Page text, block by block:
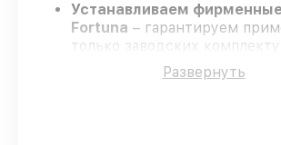
Устанавливаем
Fortuna – гарантируем
только заводских
Опытные специалисты
строгий отбор, что
Развернуть